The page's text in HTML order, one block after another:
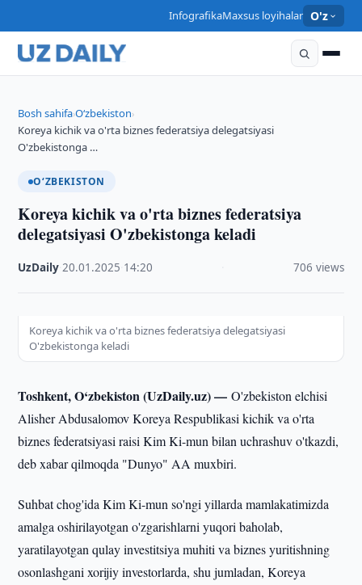
InfografikaMaxsus loyihalar O'z
Bosh sahifa›O‘zbekiston›
Koreya kichik va o'rta biznes federatsiya delegatsiyasi
O'zbekistonga …
O‘ZBEKISTON
Koreya kichik va o'rta biznes federatsiya
delegatsiyasi O'zbekistonga keladi
UzDaily ·20.01.2025 14:20 706 views
Koreya kichik va o'rta biznes federatsiya delegatsiyasi
O'zbekistonga keladi
Toshkent, O‘zbekiston (UzDaily.uz) —O'zbekiston elchisi
Alisher Abdusalomov Koreya Respublikasi kichik va o'rta
biznes federatsiyasi raisi Kim Ki-mun bilan uchrashuv o'tkazdi,
deb xabar qilmoqda "Dunyo" AA muxbiri.
Suhbat chog'ida Kim Ki-mun so'ngi yillarda mamlakatimizda
amalga oshirilayotgan o'zgarishlarni yuqori baholab,
yaratilayotgan qulay investitsiya muhiti va biznes yuritishning
osonlashgani xorijiy investorlarda, shu jumladan, Koreya